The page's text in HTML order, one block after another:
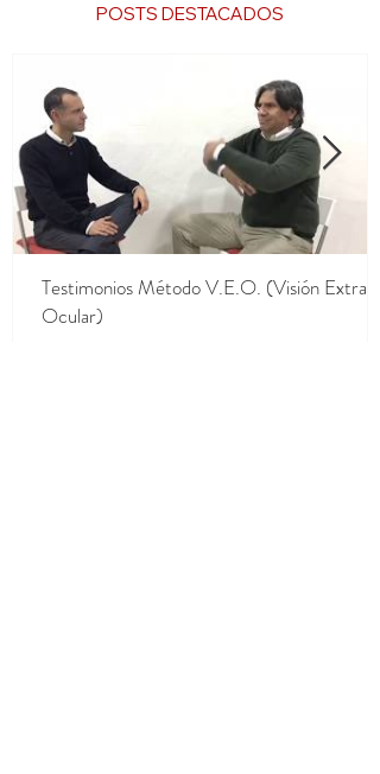
POSTS DESTACADOS
Testimonios Método V.E.O. (Visión Extra
Ocular)